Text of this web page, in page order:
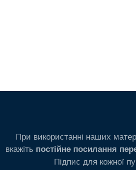
При використанні наших
вкажіть постійне посилання
Підпис для кожної